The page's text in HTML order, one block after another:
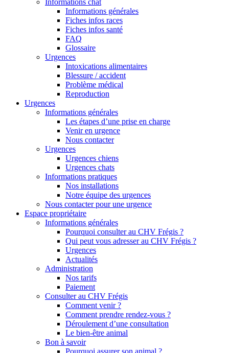
Informations chat
Informations générales
Fiches infos races
Fiches infos santé
FAQ
Glossaire
Urgences
Intoxications alimentaires
Blessure / accident
Problème médical
Reproduction
Urgences
Informations générales
Les étapes d’une prise en charge
Venir en urgence
Nous contacter
Urgences
Urgences chiens
Urgences chats
Informations pratiques
Nos installations
Notre équipe des urgences
Nous contacter pour une urgence
Espace propriétaire
Informations générales
Pourquoi consulter au CHV Frégis ?
Qui peut vous adresser au CHV Frégis ?
Urgences
Actualités
Administration
Nos tarifs
Paiement
Consulter au CHV Frégis
Comment venir ?
Comment prendre rendez-vous ?
Déroulement d’une consultation
Le bien-être animal
Bon à savoir
Pourquoi assurer son animal ?